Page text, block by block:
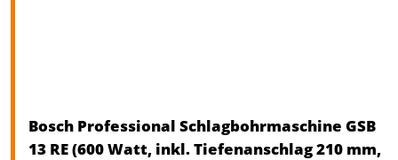
Bosch Professional Schlagbohrmaschine GSB
13 RE (600 Watt, inkl. Tiefenanschlag 210 mm,